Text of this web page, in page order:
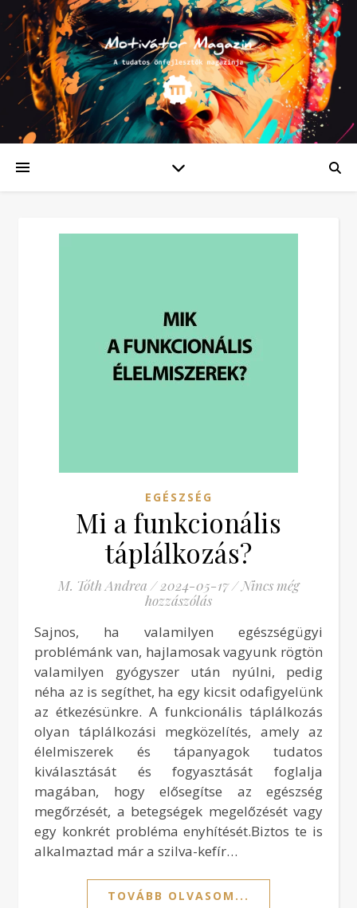
EGÉSZSÉG
Mi a funkcionális
táplálkozás?
M. Tóth Andrea / 2024-05-17 / Nincs még
hozzászólás
Sajnos, ha valamilyen egészségügyi
problémánk van, hajlamosak vagyunk rögtön
valamilyen gyógyszer után nyúlni, pedig
néha az is segíthet, ha egy kicsit odafigyelünk
az étkezésünkre. A funkcionális táplálkozás
olyan táplálkozási megközelítés, amely az
élelmiszerek és tápanyagok tudatos
kiválasztását és fogyasztását foglalja
magában, hogy elősegítse az egészség
megőrzését, a betegségek megelőzését vagy
egy konkrét probléma enyhítését.Biztos te is
alkalmaztad már a szilva-kefír…
TOVÁBB OLVASOM...